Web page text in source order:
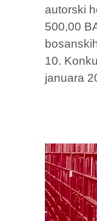
autorski
500,00
januara